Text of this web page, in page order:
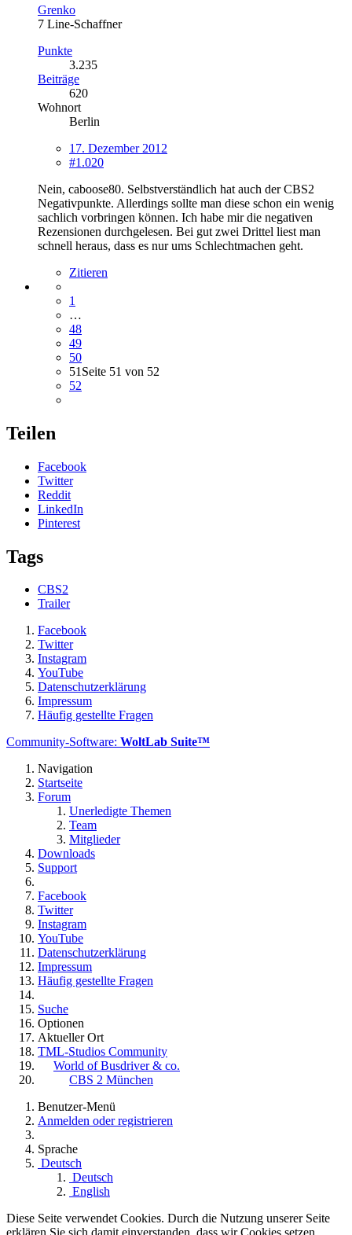
Grenko
7 Line-Schaffner
Punkte
3.235
Beiträge
620
Wohnort
Berlin
17. Dezember 2012
#1.020
Nein, caboose80. Selbstverständlich hat auch der CBS2
Negativpunkte. Allerdings sollte man diese schon ein wenig
sachlich vorbringen können. Ich habe mir die negativen
Rezensionen durchgelesen. Bei gut zwei Drittel liest man
schnell heraus, dass es nur ums Schlechtmachen geht.
Zitieren
1
…
48
49
50
51 Seite 51 von 52
52
Teilen
Facebook
Twitter
Reddit
LinkedIn
Pinterest
Tags
CBS2
Trailer
Facebook
Twitter
Instagram
YouTube
Datenschutzerklärung
Impressum
Häufig gestellte Fragen
Community-Software: WoltLab Suite™
Navigation
Startseite
Forum
Unerledigte Themen
Team
Mitglieder
Downloads
Support
Facebook
Twitter
Instagram
YouTube
Datenschutzerklärung
Impressum
Häufig gestellte Fragen
Suche
Optionen
Aktueller Ort
TML-Studios Community
World of Busdriver & co.
CBS 2 München
Benutzer-Menü
Anmelden oder registrieren
Sprache
Deutsch
Deutsch
English
Diese Seite verwendet Cookies. Durch die Nutzung unserer Seite